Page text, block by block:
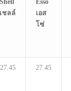
เชลล์
เอส
โซ่
27.45 27.45